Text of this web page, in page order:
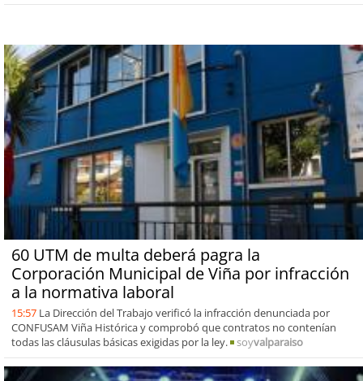
60 UTM de multa deberá pagra la
Corporación Municipal de Viña por infracción
a la normativa laboral
15:57 La Dirección del Trabajo verificó la infracción denunciada por
CONFUSAM Viña Histórica y comprobó que contratos no contenían
todas las cláusulas básicas exigidas por la ley.
soyvalparaiso